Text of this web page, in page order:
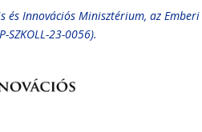
Innovációs Minisztérium, az
23-0056).